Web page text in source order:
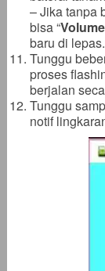
– Jika tanpa
bisa “
baru di lepas.
Tunggu
proses
berjalan
Tunggu
notif